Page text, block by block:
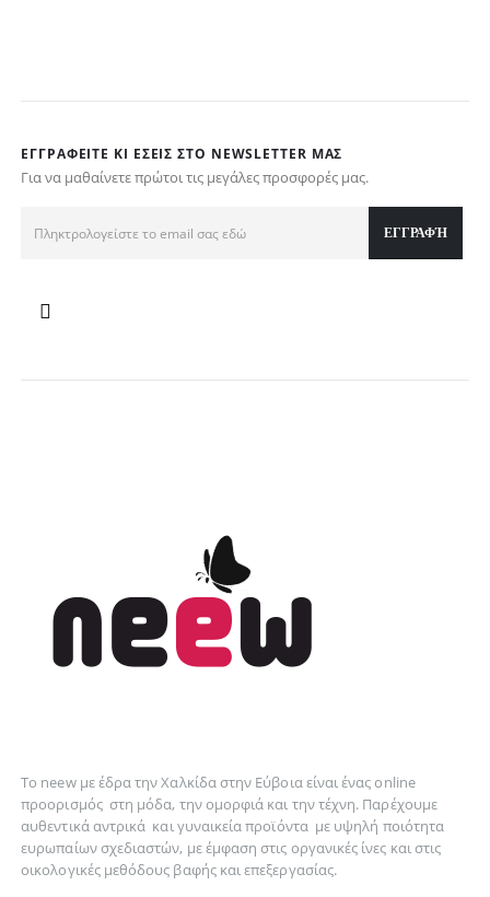
ΕΓΓΡΑΦΕΊΤΕ ΚΙ ΕΣΕΊΣ ΣΤΟ NEWSLETTER ΜΑΣ
Για να μαθαίνετε πρώτοι τις μεγάλες προσφορές μας.
Το neew με έδρα την Xαλκίδα στην Εύβοια είναι ένας online
προορισμός στη μόδα, τηνομορφιά και τηντέχνη. Παρέχουμε
αυθεντικάαντρικά καιγυναικείαπροϊόντα με υψηλή ποιότητα
ευρωπαίων σχεδιαστών, με έμφαση στις οργανικές ίνες και στις
οικολογικές μεθόδους βαφής και επεξεργασίας.